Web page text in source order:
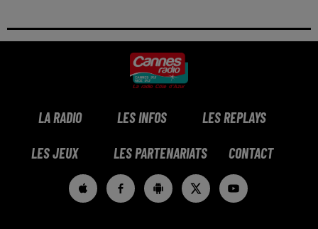
LA RADIO LES INFOS LES REPLAYS
LES JEUX LES PARTENARIATS CONTACT